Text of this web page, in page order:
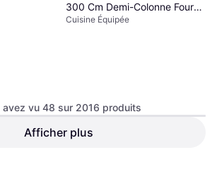
300 Cm Demi-Colonne Four
Hotte - Marron
Cuisine Équipée
avez vu 48 sur 2016 produits
Afficher plus